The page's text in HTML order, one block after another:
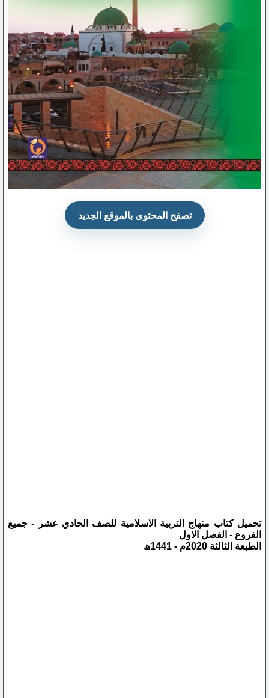
تصفح المحتوى بالموقع الجديد
تحميل كتاب منهاج التربية الاسلامية للصف الحادي عشر - جميع
الفروع - الفصل الاول
الطبعة الثالثة 2020م - 1441ھ